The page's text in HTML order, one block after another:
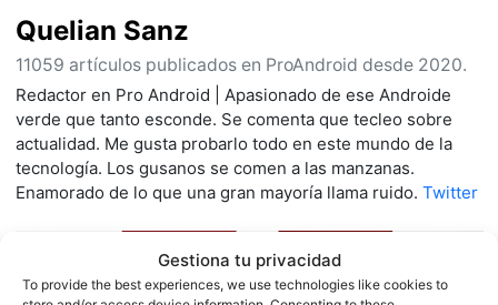
Gestiona tu privacidad
To provide the best experiences, we use technologies like cookies to
Quelian Sanz
11059 artículos publicados en ProAndroid desde 2020.
Redactor en Pro Android | Apasionado de ese Androide
verde que tanto esconde. Se comenta que tecleo sobre
actualidad. Me gusta probarlo todo en este mundo de la
tecnología. Los gusanos se comen a las manzanas.
Enamorado de lo que una gran mayoría llama ruido. Twitter